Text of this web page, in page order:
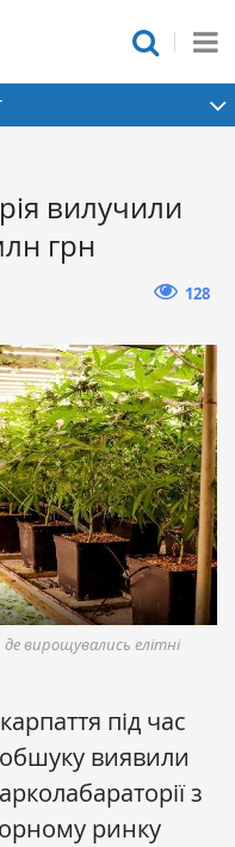
вилучили
грн
128
вирощувались елітні
під час
виявили
з
ринку